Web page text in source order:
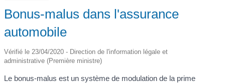
Bonus-malus dans l'assurance
automobile
Vérifié le 23/04/2020 - Direction de l'information légale et
administrative (Première ministre)
Le bonus-malus est un système de modulation de la prime